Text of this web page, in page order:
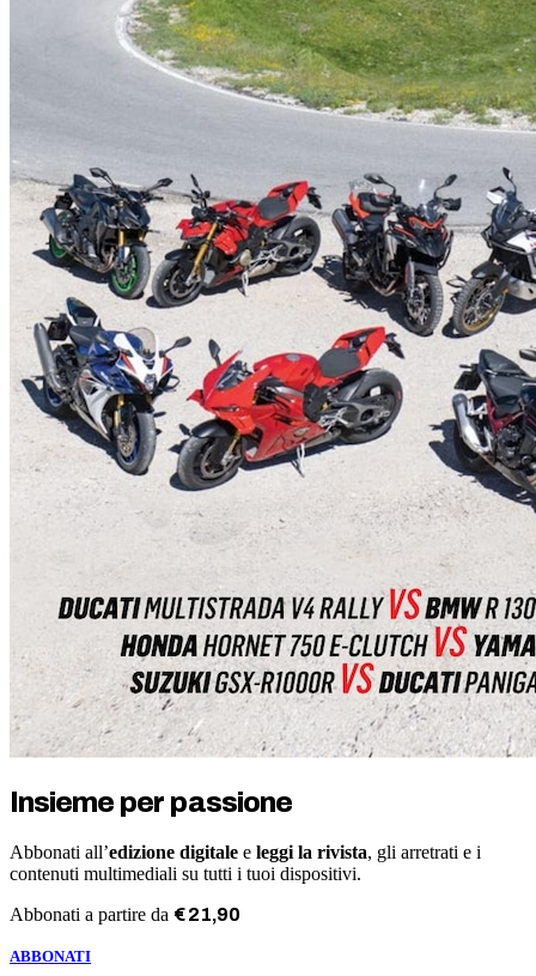
Insieme per passione
Abbonati all’edizione digitale e leggi la rivista, gli arretrati e i
contenuti multimediali su tutti i tuoi dispositivi.
Abbonati a partire da €21,90
ABBONATI